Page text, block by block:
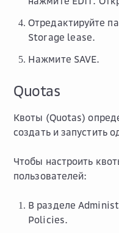
Отредактируйте
Storage lease.
Нажмите SAVE.
Quotas
Квоты (Quotas)
создать и запустить
Чтобы настроить
пользователей:
В разделе
Policies.